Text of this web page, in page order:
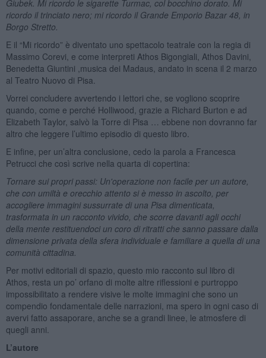
Giubek. Mi ricordo le sigarette Turmac, col bocchino dorato. Mi
ricordo il trinciato nero; mi ricordo il Grande Emporio Bazar 48, in
Borgo Stretto.
E il “Mi ricordo” è diventato uno spettacolo teatrale con la regia di
Massimo Corevi, e come interpreti Athos Bigongiali, Athos Davini,
Benedetta Giuntini ,musica dei Madaus, andato in scena il 2 marzo
al Teatro Nuovo di Pisa.
Vorrei concludere avvertendo i lettori che, se vogliono scoprire
quando, come e perché Holliwood, grazie a Richard Burton e ad
Elizabeth Taylor, salvò la Torre di Pisa … ebbene non dovranno far
altro che leggere l’ultimo episodio di questo libro.
E infine, per un’altra conclusione, cedo la parola a Francesca
Petrucci che così scrive nella quarta di copertina:
Tornare sui propri passi: Un'operazione non facile per un autore,
che con umiltà e orecchio attento si è messo in ascolto, per
accogliere immagini sussurrate di una Pisa dimenticata,
trasformata in un racconto vivido, che scorre davanti agli occhi
della mente restituendoci un coro di ritratti che sanno passare dalla
dimensione privata della sfera individuale e familiare a quella di una
comunità cittadina.
Per motivi editoriali di spazio, questo mio racconto sul libro di
Athos, resta un po’ orfano di molte altre riflessioni e purtroppo
impossibilitato a rendere visive le molte immagini che sono un
compendio fondamentale delle narrazioni, ma spero in ogni caso di
avervi fatto assaporare, anche se a grandi linee, le atmosfere di
quegli anni.
L’autore